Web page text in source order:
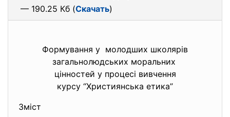
— 190.25 Кб (Скачать)
Формування у молодших школярів
загальнолюдських моральних
цінностей у процесі вивчення
курсу “Християнська етика”
Зміст